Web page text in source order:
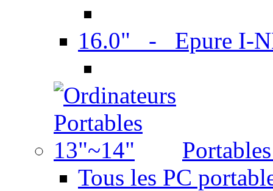
16.0" - Epure I-
Tous les PC